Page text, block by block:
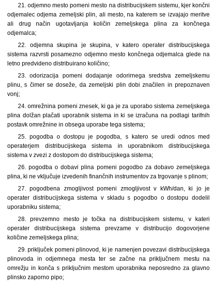
21. odjemno mesto pomeni mesto na distribucijskem sistemu, kjer končni
odjemalec odjema zemeljski plin, ali mesto, na katerem se izvajajo meritve
ali drug način ugotavljanja količin zemeljskega plina za končnega
odjemalca;
22. odjemna skupina je skupina, v katero operater distribucijskega
sistema razvrsti posamezno odjemno mesto končnega odjemalca glede na
letno predvideno distribuirano količino;
23. odorizacija pomeni dodajanje odorirnega sredstva zemeljskemu
plinu, s čimer se doseže, da zemeljski plin dobi značilen in prepoznaven
vonj;
24. omrežnina pomeni znesek, ki ga je za uporabo sistema zemeljskega
plina dolžan plačati uporabnik sistema in ki se izračuna na podlagi tarifnih
postavk omrežnine in obsega uporabe tega sistema;
25. pogodba o dostopu je pogodba, s katero se uredi odnos med
operaterjem distribucijskega sistema in uporabnikom distribucijskega
sistema v zvezi z dostopom do distribucijskega sistema;
26. pogodba o dobavi plina pomeni pogodbo za dobavo zemeljskega
plina, ki ne vključuje izvedenih finančnih instrumentov za trgovanje s plinom;
27. pogodbena zmogljivost pomeni zmogljivost v kWh/dan, ki jo je
operater distribucijskega sistema v skladu s pogodbo o dostopu dodelil
uporabniku sistema;
28. prevzemno mesto je točka na distribucijskem sistemu, v kateri
operater distribucijskega sistema prevzame v distribucijo dogovorjene
količine zemeljskega plina;
29. priključek pomeni plinovod, ki je namenjen povezavi distribucijskega
plinovoda in odjemnega mesta ter se začne na priključnem mestu na
omrežju in konča s priključnim mestom uporabnika neposredno za glavno
plinsko zaporno pipo;